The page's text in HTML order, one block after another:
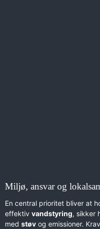
Miljø, ansvar og
En central prioritet bliver at
effektiv vandstyring, sikker
med støv og emissioner.